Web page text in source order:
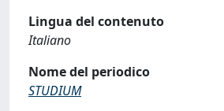
Lingua del contenuto
Italiano
Nome del periodico
STUDIUM